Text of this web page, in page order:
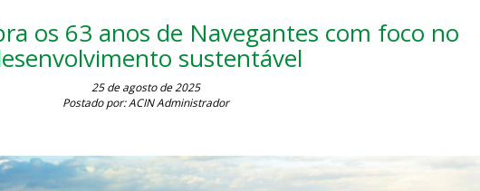
os 63 anos de Navegantes com foco no
sustentável
25 de agosto de 2025
Postado por: ACIN Administrador